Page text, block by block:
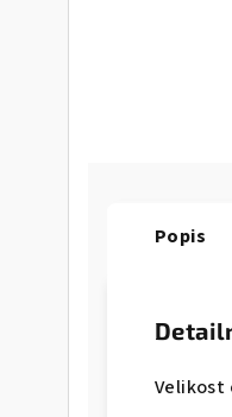
Popis
Velikost